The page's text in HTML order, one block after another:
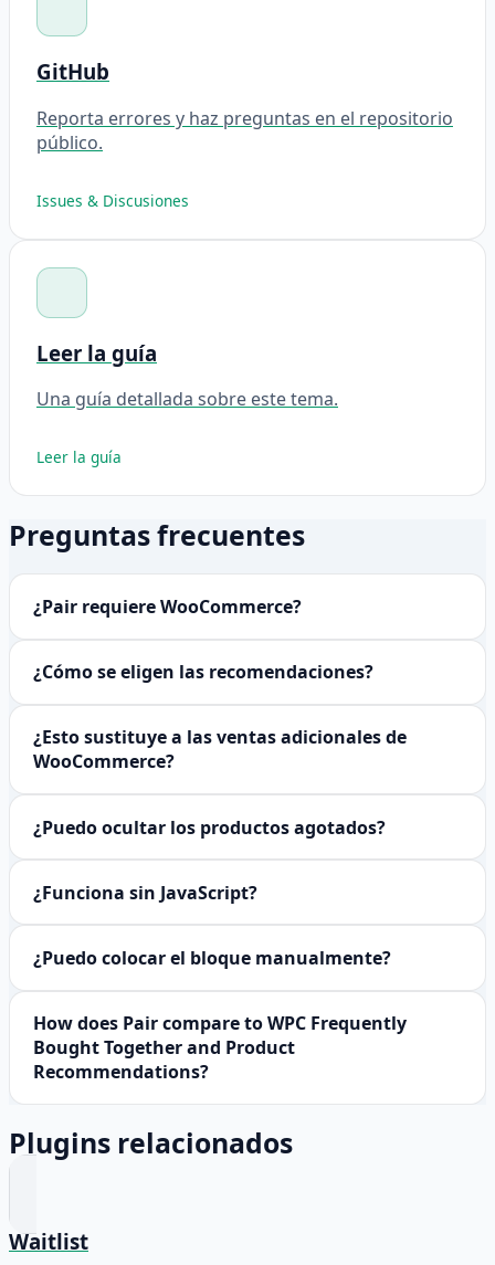
GitHub
Reporta errores y haz preguntas en el repositorio
público.
Issues & Discusiones
Leer la guía
Una guía detallada sobre este tema.
Leer la guía
Preguntas frecuentes
¿Pair requiere WooCommerce?
¿Cómo se eligen las recomendaciones?
¿Esto sustituye a las ventas adicionales de
WooCommerce?
¿Puedo ocultar los productos agotados?
¿Funciona sin JavaScript?
¿Puedo colocar el bloque manualmente?
How does Pair compare to WPC Frequently
Bought Together and Product
Recommendations?
Plugins relacionados
Waitlist